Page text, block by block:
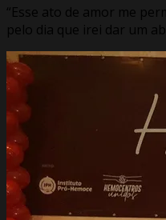
“Esse ato de amor me
pelo dia que irei dar um